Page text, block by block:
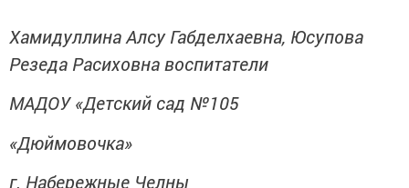
Хамидуллина Алсу Габделхаевна, Юсупова
Резеда Расиховна воспитатели
МАДОУ «Детский сад №105
«Дюймовочка»
г. Набережные Челны